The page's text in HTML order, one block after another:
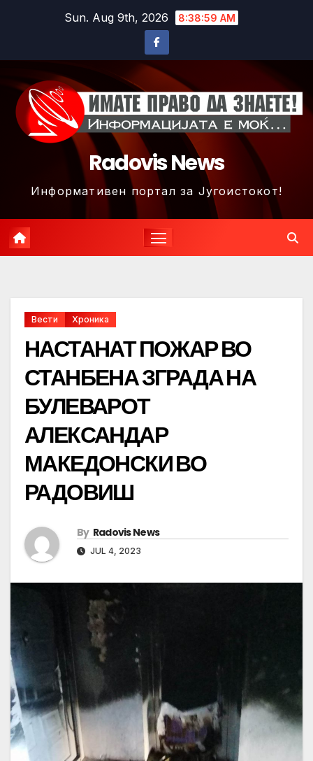
Sun. Aug 9th, 2026 8:39:02 AM
Radovis News
Информативен портал за Југоистокот!
Вести Хроника
НАСТАНАТ ПОЖАР ВО
СТАНБЕНА ЗГРАДА НА
БУЛЕВАРОТ
АЛЕКСАНДАР
МАКЕДОНСКИ ВО
РАДОВИШ
By Radovis News
JUL 4, 2023